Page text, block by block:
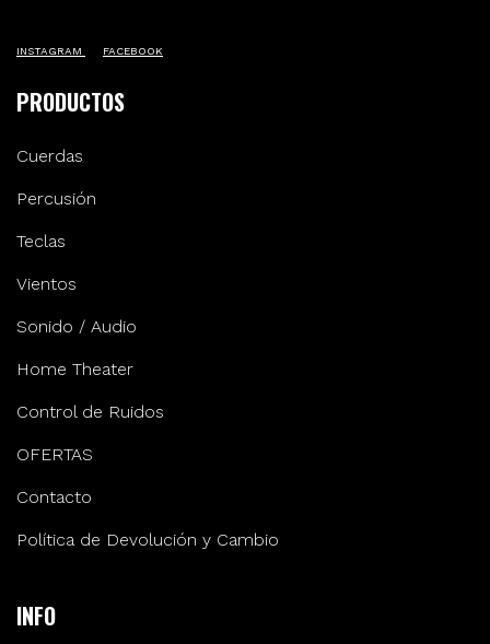
INSTAGRAM FACEBOOK
PRODUCTOS
Cuerdas
Percusión
Teclas
Vientos
Sonido / Audio
Home Theater
Control de Ruidos
OFERTAS
Contacto
Política de Devolución y Cambio
INFO